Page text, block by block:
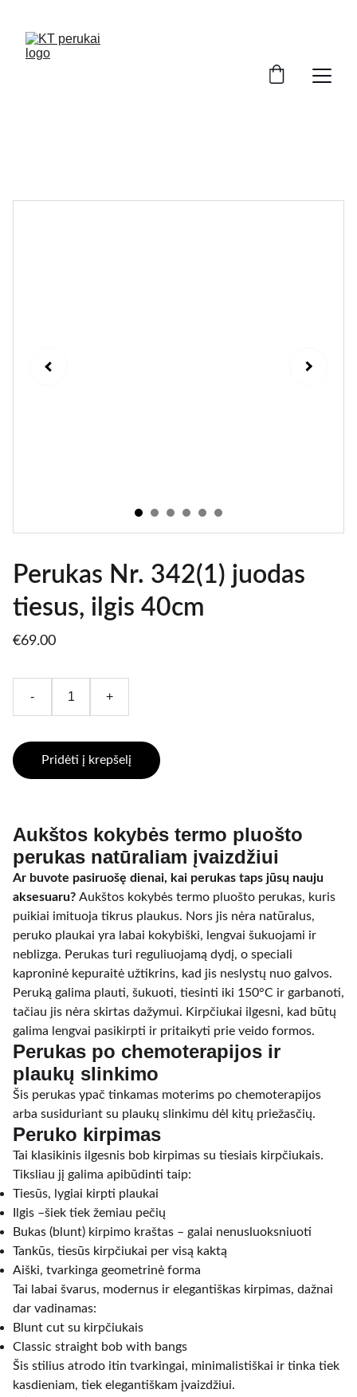
Perukas Nr. 342(1) juodas
tiesus, ilgis 40cm
€69.00
- +
Pridėti į krepšelį
Aukštos kokybės termo pluošto
perukas natūraliam įvaizdžiui
Ar buvote pasiruošę dienai, kai perukas taps jūsų nauju
aksesuaru? Aukštos kokybės termo pluošto perukas, kuris
puikiai imituoja tikrus plaukus. Nors jis nėra natūralus,
peruko plaukai yra labai kokybiški, lengvai šukuojami ir
neblizga. Perukas turi reguliuojamą dydį, o speciali
kaproninė kepuraitė užtikrins, kad jis neslystų nuo galvos.
Peruką galima plauti, šukuoti, tiesinti iki 150°C ir garbanoti,
tačiau jis nėra skirtas dažymui. Kirpčiukai ilgesni, kad būtų
galima lengvai pasikirpti ir pritaikyti prie veido formos.
Perukas po chemoterapijos ir
plaukų slinkimo
Šis perukas ypač tinkamas moterims po chemoterapijos
arba susiduriant su plaukų slinkimu dėl kitų priežasčių.
Peruko kirpimas
Tai klasikinis ilgesnis bob kirpimas su tiesiais kirpčiukais.
Tiksliau jį galima apibūdinti taip:
Tiesūs, lygiai kirpti plaukai
Ilgis –šiek tiek žemiau pečių
Bukas (blunt) kirpimo kraštas – galai nenusluoksniuoti
Tankūs, tiesūs kirpčiukai per visą kaktą
Aiški, tvarkinga geometrinė forma
Tai labai švarus, modernus ir elegantiškas kirpimas, dažnai
dar vadinamas:
Blunt cut su kirpčiukais
Classic straight bob with bangs
Šis stilius atrodo itin tvarkingai, minimalistiškai ir tinka tiek
kasdieniam, tiek elegantiškam įvaizdžiui.